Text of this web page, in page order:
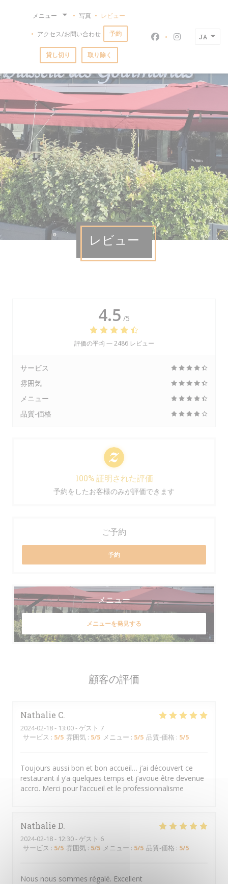
メニュー 写真 レビュー
アクセス/お問い合わせ 予約
貸し切り 取り除く
Facebook ((新しい
Instagram ((
JA
レビュー
顧客の評価
Nathalie C
2024-02-18- 13:00 - ゲスト 7
サービス : 5/5 雰囲気 : 5/5 メニュー : 5/5 品質-価格 : 5/5
Toujours aussi bon et bon accueil… j’ai découvert ce
restaurant il y’a quelques temps et j’avoue être devenue
accro. Merci pour l’accueil et le professionnalisme
Nathalie D
2024-02-18- 12:30 - ゲスト 6
サービス : 5/5 雰囲気 : 5/5 メニュー : 5/5 品質-価格 : 5/5
Nous nous sommes régalé. Excellent
4.5 /5
評価の平均 —2486 レビュー
サービス
雰囲気
メニュー
品質-価格
100% 証明された評価
予約をしたお客様のみが評価できます
ご予約
予約
メニュー
メニューを発見する